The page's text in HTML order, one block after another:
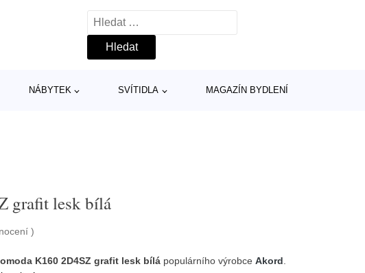
Vyhledávání
NÁBYTEK SVÍTIDLA MAGAZÍN BYDLENÍ
grafit lesk bílá
)
K160 2D4SZ grafit lesk bílá populárního výrobceAkord